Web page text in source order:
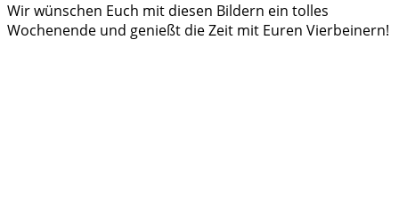
Wir wünschen Euch mit diesen Bildern ein tolles
Wochenende und genießt die Zeit mit Euren Vierbeinern!